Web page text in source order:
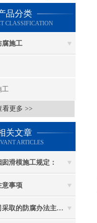
品分类
CLASSIFICATION
腐施工
工
看更多 >>
关文章
ARTICLES
滑模施工规定：
意事项
高空防腐公司采取的防腐办法主要有哪些？